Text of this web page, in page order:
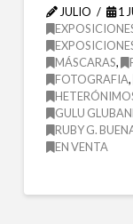
JULIO
1
MÁSCARAS,
FOTOGRAFIA,
GULU
RUBY G.
EN VENTA